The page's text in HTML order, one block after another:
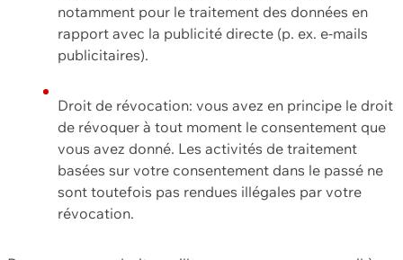
notamment pour le traitement des données en
rapport avec la publicité directe (p. ex. e-mails
publicitaires).
Droit de révocation: vous avez en principe le droit
de révoquer à tout moment le consentement que
vous avez donné. Les activités de traitement
basées sur votre consentement dans le passé ne
sont toutefois pas rendues illégales par votre
révocation.